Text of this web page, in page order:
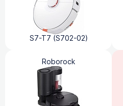
S7-T7 (S702-02)
Roborock